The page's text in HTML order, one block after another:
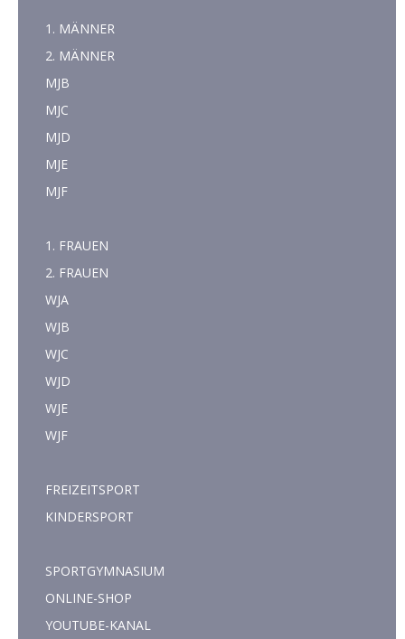
1. MÄNNER
2. MÄNNER
MJB
MJC
MJD
MJE
MJF
1. FRAUEN
2. FRAUEN
WJA
WJB
WJC
WJD
WJE
WJF
FREIZEITSPORT
KINDERSPORT
SPORTGYMNASIUM
ONLINE-SHOP
YOUTUBE-KANAL